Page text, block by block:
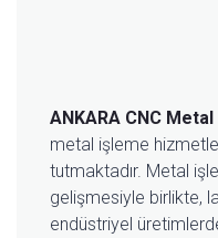
ANKARA CNC
metal işleme
tutmaktadır. Metal
gelişmesiyle birlikte,
endüstriyel